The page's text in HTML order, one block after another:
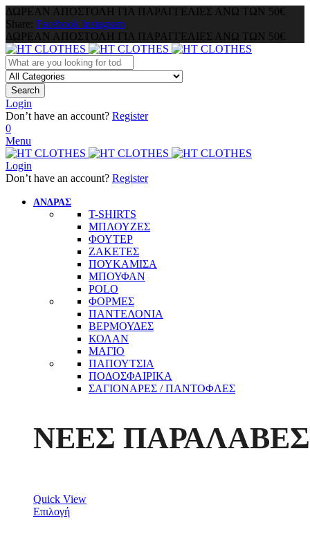
ΔΩΡΕΑΝ ΑΠΟΣΤΟΛΗ ΓΙΑ ΠΑΡΑΓΓΕΛΙΕΣ ΑΝΩ ΤΩΝ 50€
Share: Facebook Instagram
ΔΩΡΕΑΝ ΑΠΟΣΤΟΛΗ ΓΙΑ ΠΑΡΑΓΓΕΛΙΕΣ ΑΝΩ ΤΩΝ 50€
Search
Login
Don’t have an account? Register
0
Menu
Login
Don’t have an account? Register
ΑΝΔΡΑΣ
T-SHIRTS
ΜΠΛΟΥΖΕΣ
ΦΟΥΤΕΡ
ΖΑΚΕΤΕΣ
ΠΟΥΚΑΜΙΣΑ
ΜΠΟΥΦΑΝ
POLO
ΦΟΡΜΕΣ
ΠΑΝΤΕΛΟΝΙΑ
ΒΕΡΜΟΥΔΕΣ
ΚΟΛΑΝ
ΜΑΓΙΟ
ΠΑΠΟΥΤΣΙΑ
ΠΟΔΟΣΦΑΙΡΙΚΑ
ΣΑΓΙΟΝΑΡΕΣ / ΠΑΝΤΟΦΛΕΣ
ΝΕΕΣ ΠΑΡΑΛΑΒΕΣ
Quick View
Επιλογή